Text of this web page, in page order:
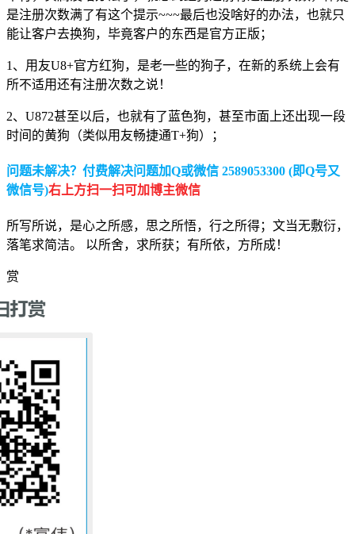
是注册次数满了有这个提示~~~最后也没啥好的办法，也就只
能让客户去换狗，毕竟客户的东西是官方正版；
1、用友U8+官方红狗，是老一些的狗子，在新的系统上会有
所不适用还有注册次数之说！
2、U872甚至以后，也就有了蓝色狗，甚至市面上还出现一段
时间的黄狗（类似用友畅捷通T+狗）；
问题未解决？付费解决问题加Q或微信 2589053300 (即Q号又
微信号)右上方扫一扫可加博主微信
所写所说，是心之所感，思之所悟，行之所得；文当无敷衍，
落笔求简洁。 以所舍，求所获；有所依，方所成！
赏